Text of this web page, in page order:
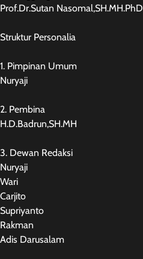
Prof.Dr.Sutan Nasomal,SH.MH.PhD
Struktur Personalia
1. Pimpinan Umum
Nuryaji
2. Pembina
H.D.Badrun,SH.MH
3. Dewan Redaksi
Nuryaji
Wari
Carjito
Supriyanto
Rakman
Adis Darusalam